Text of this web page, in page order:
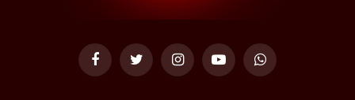
FacebookTwitter InstagramYouTubeWhatsApp